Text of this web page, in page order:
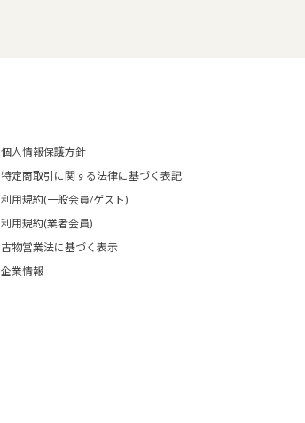
個人情報保護方針
特定商取引に関する法律に基づく表記
利用規約(一般会員/ゲスト)
利用規約(業者会員)
古物営業法に基づく表示
企業情報